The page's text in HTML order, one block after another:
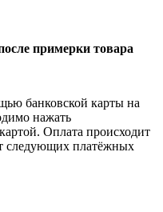
примерки товара
банковской карты на
нажать
Оплата происходит
следующих платёжных